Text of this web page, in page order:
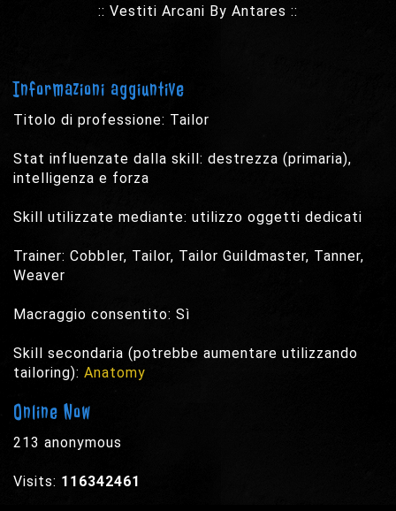
:: Vestiti Arcani By Antares ::
Informazioni aggiuntive
Titolo di professione: Tailor
Stat influenzate dalla skill: destrezza (primaria),
intelligenza e forza
Skill utilizzate mediante: utilizzo oggetti dedicati
Trainer: Cobbler, Tailor, Tailor Guildmaster, Tanner,
Weaver
Macraggio consentito: Sì
Skill secondaria (potrebbe aumentare utilizzando
tailoring): Anatomy
Online Now
213 anonymous
Visits: 116342461